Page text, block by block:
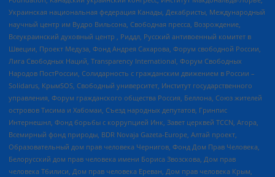
Украинская национальная федерация Канады, Декабристы, Международный
научный центр им Вудро Вильсона, Свободная пресса, Возрождение,
Всеукраинский духовный центр , Риддл, Русский антивоенный комитет в
Швеции, Проект Медуза, Фонд Андрея Сахарова, Форум свободной России,
Лига Свободных Наций, Transparеncy International, Форум Свободных
Народов ПостРоссии, Солидарность с гражданским движением в России –
Solidarus, КрымSOS, Свободный университет, Институт государственного
управления, Форум гражданского общества Россия, Беллона, Союз жителей
островов Тисима и Хабомаи, Съезд народных депутатов, Гринпис
Интернешнл, Фонд борьбы с коррупцией Инк, Завет церквей TCCN, Агора,
Всемирный фонд природы, BDR Novaja Gazeta-Europe, Алтай проект,
Образовательный дом прав человека Чернигов, Фонд Дом Прав Человека,
Белорусский дом прав человека имени Бориса Звозскова, Дом прав
человека Тбилиси, Дом прав человека Ереван, Дом прав человека Крым,